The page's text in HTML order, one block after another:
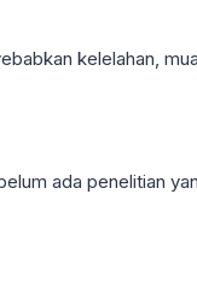
kelelahan,
ada penelitian